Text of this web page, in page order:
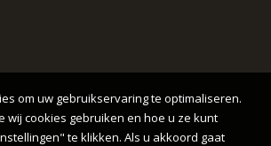
om uw gebruikservaring te optimaliseren.
wij cookies gebruiken en hoe u ze kunt
te klikken. Als u akkoord gaat